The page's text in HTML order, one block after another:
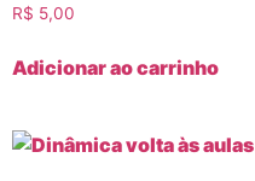
R$ 5,00
Adicionar ao carrinho